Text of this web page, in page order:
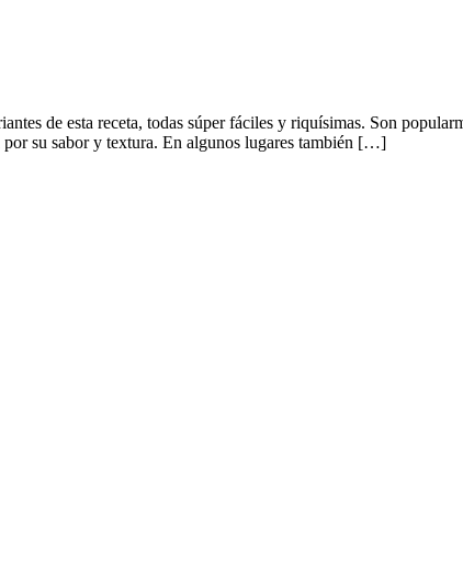
de esta receta, todas súper fáciles y riquísimas. Son
su sabor y textura. En algunos lugares también […]